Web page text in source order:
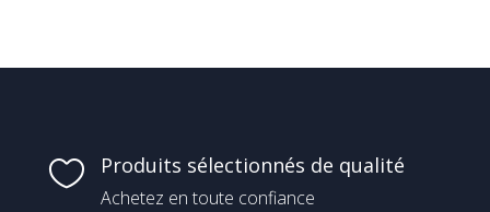
 Produits sélectionnés de qualité
Achetez en toute confiance